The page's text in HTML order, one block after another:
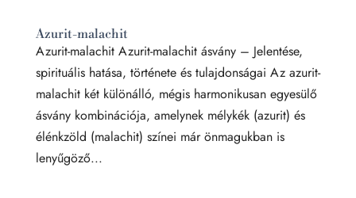
Azurit-malachit
Azurit-malachit Azurit-malachit ásvány – Jelentése,
spirituális hatása, története és tulajdonságai Az azurit-
malachit két különálló, mégis harmonikusan egyesülő
ásvány kombinációja, amelynek mélykék (azurit) és
élénkzöld (malachit) színei már önmagukban is
lenyűgöző...